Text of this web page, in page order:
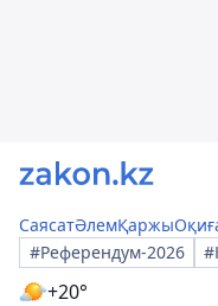
СаясатӘлемҚаржы
#Референдум-2026
+20°